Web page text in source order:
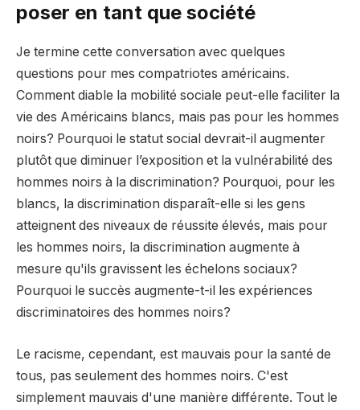
poser en tant que société
Je termine cette conversation avec quelques
questions pour mes compatriotes américains.
Comment diable la mobilité sociale peut-elle faciliter la
vie des Américains blancs, mais pas pour les hommes
noirs? Pourquoi le statut social devrait-il augmenter
plutôt que diminuer l’exposition et la vulnérabilité des
hommes noirs à la discrimination? Pourquoi, pour les
blancs, la discrimination disparaît-elle si les gens
atteignent des niveaux de réussite élevés, mais pour
les hommes noirs, la discrimination augmente à
mesure qu'ils gravissent les échelons sociaux?
Pourquoi le succès augmente-t-il les expériences
discriminatoires des hommes noirs?
Le racisme, cependant, est mauvais pour la santé de
tous, pas seulement des hommes noirs. C'est
simplement mauvais d'une manière différente. Tout le